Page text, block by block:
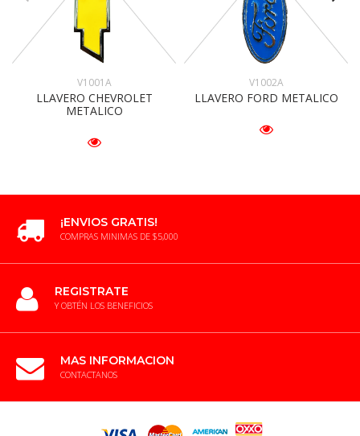
V1001A
LLAVERO CHEVROLET
METALICO
V1002A
LLAVERO FORD METALICO
¡ENVIOS GRATIS!
COMPRAS MINIMAS DE $5,000
REGISTRATE
Y OBTÉN LOS BENEFICIOS
MAS INFORMACION
CONTACTANOS